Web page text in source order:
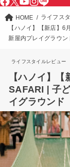
HOME
ライフス
【ハノイ】【新店】6
新屋内プレイグラウン
ライフスタイルレビュー
【ハノイ】
SAFARI | 子
イグラウンド